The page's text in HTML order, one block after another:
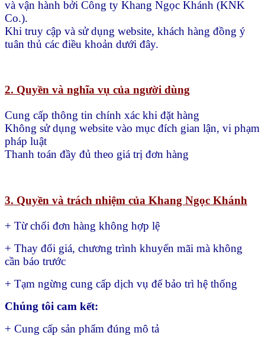
và vận hành bởi Công ty Khang Ngọc Khánh (KNK
Co.).
Khi truy cập và sử dụng website, khách hàng đồng ý
tuân thủ các điều khoản dưới đây.
2. Quyền và nghĩa vụ của người dùng
Cung cấp thông tin chính xác khi đặt hàng
Không sử dụng website vào mục đích gian lận, vi phạm
pháp luật
Thanh toán đầy đủ theo giá trị đơn hàng
3. Quyền và trách nhiệm của Khang Ngọc Khánh
+ Từ chối đơn hàng không hợp lệ
+ Thay đổi giá, chương trình khuyến mãi mà không
cần báo trước
+ Tạm ngừng cung cấp dịch vụ để bảo trì hệ thống
Chúng tôi cam kết:
+ Cung cấp sản phẩm đúng mô tả